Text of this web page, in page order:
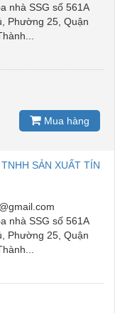
nhà SSG số 561A
Phường 25, Quận
Mua hàng
SẢN XUẤT TÍN
nhà SSG số 561A
Phường 25, Quận